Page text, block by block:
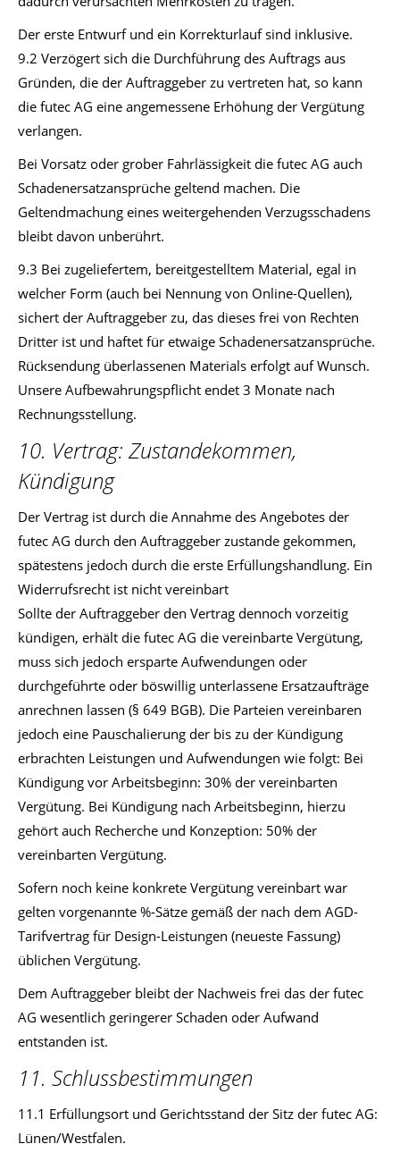
Der erste Entwurf und ein Korrekturlauf sind inklusive.
9.2 Verzögert sich die Durchführung des Auftrags aus
Gründen, die der Auftraggeber zu vertreten hat, so kann
die futec AG eine angemessene Erhöhung der Vergütung
verlangen.
Bei Vorsatz oder grober Fahrlässigkeit die futec AG auch
Schadenersatzansprüche geltend machen. Die
Geltendmachung eines weitergehenden Verzugsschadens
bleibt davon unberührt.
9.3 Bei zugeliefertem, bereitgestelltem Material, egal in
welcher Form (auch bei Nennung von Online-Quellen),
sichert der Auftraggeber zu, das dieses frei von Rechten
Dritter ist und haftet für etwaige Schadenersatzansprüche.
Rücksendung überlassenen Materials erfolgt auf Wunsch.
Unsere Aufbewahrungspflicht endet 3 Monate nach
Rechnungsstellung.
10. Vertrag: Zustandekommen,
Kündigung
Der Vertrag ist durch die Annahme des Angebotes der
futec AG durch den Auftraggeber zustande gekommen,
spätestens jedoch durch die erste Erfüllungshandlung. Ein
Widerrufsrecht ist nicht vereinbart
Sollte der Auftraggeber den Vertrag dennoch vorzeitig
kündigen, erhält die futec AG die vereinbarte Vergütung,
muss sich jedoch ersparte Aufwendungen oder
durchgeführte oder böswillig unterlassene Ersatzaufträge
anrechnen lassen (§ 649 BGB). Die Parteien vereinbaren
jedoch eine Pauschalierung der bis zu der Kündigung
erbrachten Leistungen und Aufwendungen wie folgt: Bei
Kündigung vor Arbeitsbeginn: 30% der vereinbarten
Vergütung. Bei Kündigung nach Arbeitsbeginn, hierzu
gehört auch Recherche und Konzeption: 50% der
vereinbarten Vergütung.
Sofern noch keine konkrete Vergütung vereinbart war
gelten vorgenannte %-Sätze gemäß der nach dem AGD-
Tarifvertrag für Design-Leistungen (neueste Fassung)
üblichen Vergütung.
Dem Auftraggeber bleibt der Nachweis frei das der futec
AG wesentlich geringerer Schaden oder Aufwand
entstanden ist.
11. Schlussbestimmungen
11.1 Erfüllungsort und Gerichtsstand der Sitz der futec AG:
Lünen/Westfalen.